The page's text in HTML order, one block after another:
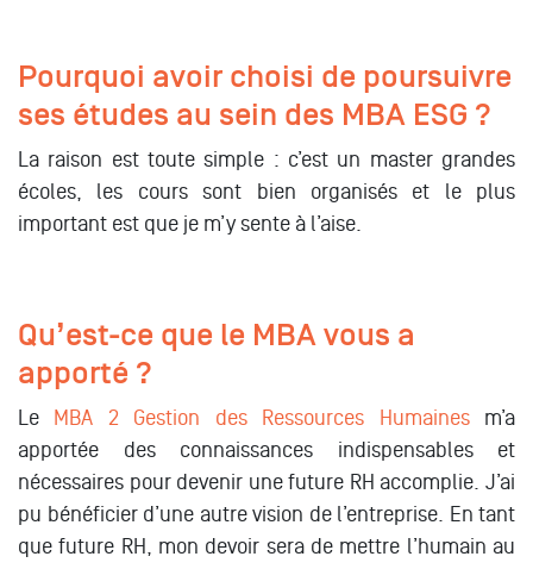
Pourquoi avoir choisi de poursuivre
ses études au sein des MBA ESG ?
La raison est toute simple : c’est un master grandes
écoles, les cours sont bien organisés et le plus
important est que je m’y sente à l’aise.
Qu’est-ce que le MBA vous a
apporté ?
Le MBA 2 Gestion des Ressources Humainesm’a
apportée des connaissances indispensables et
nécessaires pour devenir une future RH accomplie. J’ai
pu bénéficier d’une autre vision de l’entreprise. En tant
que future RH, mon devoir sera de mettre l’humain au